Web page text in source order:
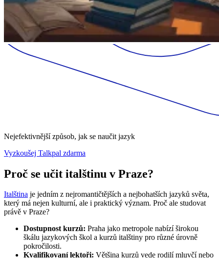
Nejefektivnější způsob, jak se naučit jazyk
Vyzkoušej Talkpal zdarma
Proč se učit italštinu v Praze?
Italština je jedním z nejromantičtějších a nejbohatších jazyků světa,
který má nejen kulturní, ale i praktický význam. Proč ale studovat
právě v Praze?
Dostupnost kurzů: Praha jako metropole nabízí širokou
škálu jazykových škol a kurzů italštiny pro různé úrovně
pokročilosti.
Kvalifikovaní lektoři: Většina kurzů vede rodilí mluvčí nebo